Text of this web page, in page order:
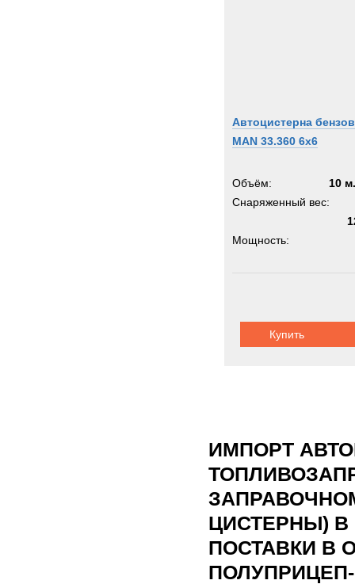
Автоцистерна
MAN 33.360 6x6
Объём:
10
Снаряженный вес:
Мощность:
Купить
ИМПОРТ
ЦИСТЕРНЫ) В
ПОСТАВКИ В